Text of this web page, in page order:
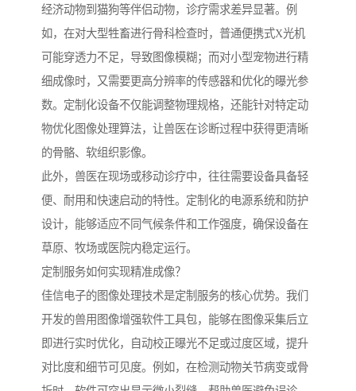
经济动物到猫狗等伴侣动物，诊疗需求差异显著。例
如，在对大型牲畜进行骨科检查时，普通便携式X光机
可能穿透力不足，导致图像模糊；而对小型宠物进行精
细成像时，又需要更高分辨率的传感器和优化的曝光参
数。定制化设备不仅能调整物理规格，还能针对特定动
物优化图像处理算法，让兽医在诊断过程中获得更清晰
的骨骼、软组织影像。
此外，兽医在现场或移动诊疗中，往往需要设备具备轻
便、耐用和快速启动的特性。定制化的电源系统和防护
设计，能够适应不同气候条件和工作强度，确保设备在
草原、牧场或医院内稳定运行。
定制服务如何实现精准成像？
佳信电子的图像处理技术是定制服务的核心优势。我们
开发的兽用图像增强软件工具包，能够在图像采集后立
即进行实时优化，自动校正曝光不足或过度区域，提升
对比度和细节可见度。例如，在检测动物关节病变或骨